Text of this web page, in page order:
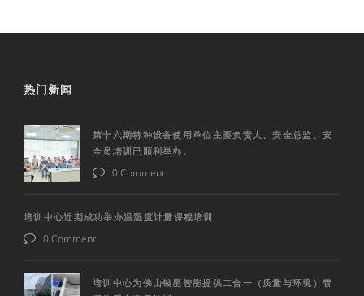
热门新闻
第十六期特种设备使用单位主要负责人、安全总监、安
全员培训已顺利举办。
0 Comment
培训中心近期成功举办温湿度计量课程培训
0 Comment
培训中心为佛山银星智能提供二合一（质量与环境）管